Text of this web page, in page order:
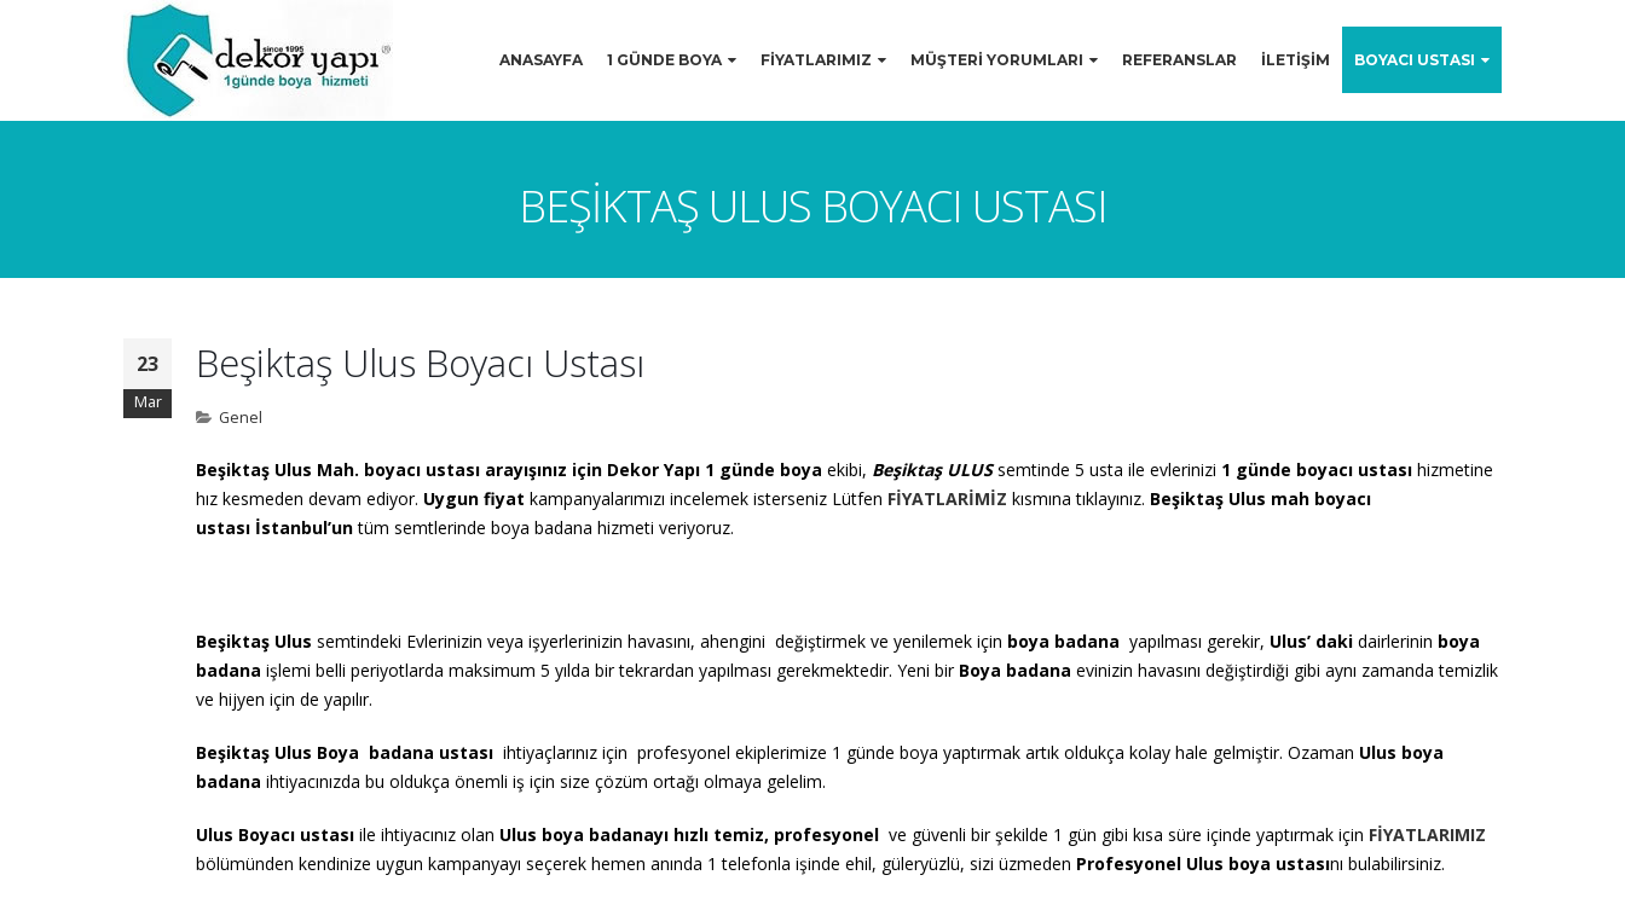
ANASAYFA 1 GÜNDE BOYA FİYATLARIMIZ MÜŞTERİ YORUMLARI REFERANSLAR İLETİŞİM BOYACI USTASI
BEŞIKTAŞ ULUS BOYACI USTASI
23
Mar
Beşiktaş Ulus Boyacı Ustası
Genel
Beşiktaş Ulus Mah. boyacı ustası arayışınız için Dekor Yapı 1 günde boya ekibi, Beşiktaş ULUS semtinde 5 usta ile evlerinizi 1 günde boyacı ustası hizmetine
hız kesmeden devam ediyor. Uygun fiyat kampanyalarımızı incelemek isterseniz Lütfen FİYATLARİMİZ kısmına tıklayınız. Beşiktaş Ulus mah boyacı
ustası İstanbul’untüm semtlerinde boya badana hizmeti veriyoruz.
Beşiktaş Ulus semtindeki Evlerinizin veya işyerlerinizin havasını, ahengini değiştirmek ve yenilemek için boya badana yapılması gerekir, Ulus’ daki dairlerinin boya
badana işlemi belli periyotlarda maksimum 5 yılda bir tekrardan yapılması gerekmektedir. Yeni bir Boya badana evinizin havasını değiştirdiği gibi aynı zamanda temizlik
ve hijyen için de yapılır.
Beşiktaş Ulus Boya badana ustası ihtiyaçlarınız için profesyonel ekiplerimize 1 günde boya yaptırmak artık oldukça kolay hale gelmiştir. Ozaman Ulus boya
badana ihtiyacınızda bu oldukça önemli iş için size çözüm ortağı olmaya gelelim.
Ulus Boyacı ustası ile ihtiyacınız olan Ulus boya badanayı hızlı temiz, profesyonel ve güvenli bir şekilde 1 gün gibi kısa süre içinde yaptırmak için FİYATLARIMIZ
bölümünden kendinize uygun kampanyayı seçerek hemen anında 1 telefonla işinde ehil, güleryüzlü, sizi üzmeden Profesyonel Ulus boya ustasını bulabilirsiniz.